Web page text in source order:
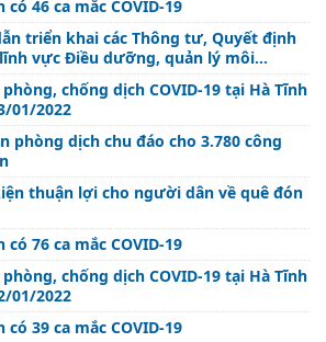
có 46 ca mắc COVID-19
triển khai các Thông tư, Quyết định
vực Điều dưỡng, quản lý môi
chí cơ sở y tế xanh – sạch – đẹp
chống dịch COVID-19 tại Hà Tĩnh
01/2022
phòng dịch chu đáo cho 3.780 công
thuận lợi cho người dân về quê đón
có 76 ca mắc COVID-19
chống dịch COVID-19 tại Hà Tĩnh
01/2022
có 39 ca mắc COVID-19